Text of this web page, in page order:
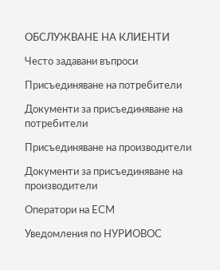
ОБСЛУЖВАНЕ НА КЛИЕНТИ
Често задавани въпроси
Присъединяване на потребители
Документи за присъединяване на
потребители
Присъединяване на производители
Документи за присъединяване на
производители
Оператори на ЕСМ
Уведомления по НУРИОВОС